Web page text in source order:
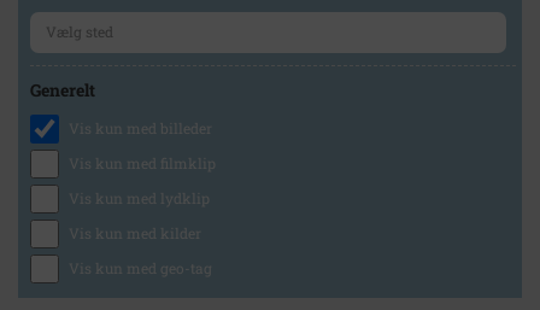
Generelt
Vis kun med billeder
Vis kun med filmklip
Vis kun med lydklip
Vis kun med kilder
Vis kun med geo-tag